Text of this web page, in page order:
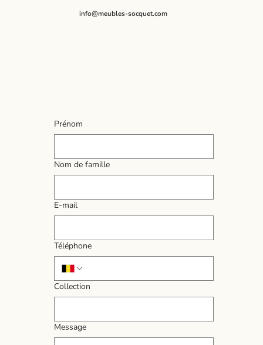
Prénom
Nom de famille
E‑mail
Téléphone
Collection
Message
info@meubles-socquet.com